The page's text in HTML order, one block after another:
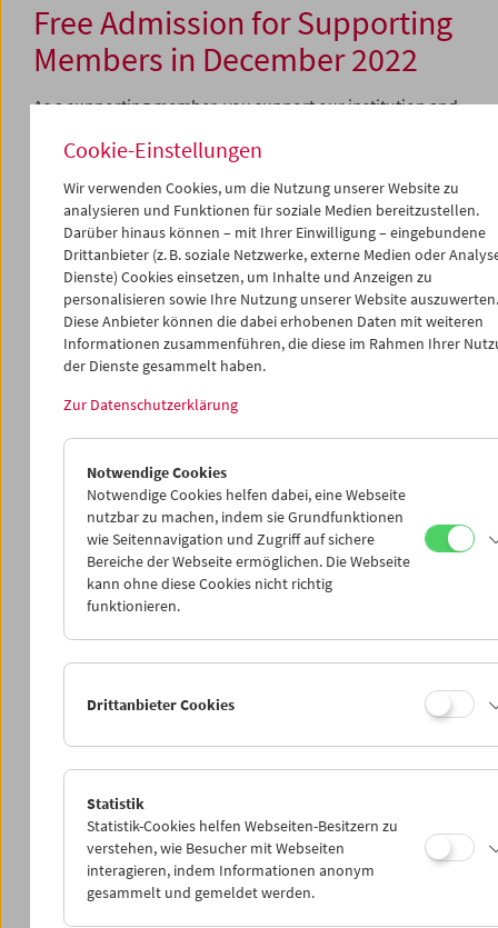
Free Admission for Supporting
Members in December 2022
As a supporting member, you support our institution and
to events, guided tours in partner museums, or free
HONG SANGSOO
Book chon bang hyang (The Day He Arrives)
(2011, Hong Sangsoo): December 1, 6 p.m.
Da-Reun Na-ra-e-suh (In Another Country)
(2012, Hong Sangsoo): December 1, 8.30 p.m.
ARNE SUCKSDORFF
(1940–44, Arne Sucksdorff): December 8, 6 p.m.
En djungelsaga (Dschungelsaga)
Find more information about our supporting
membershiphere.
< zurück zur Übersicht
Cookie-Einstellungen
Wir verwenden Cookies, um die Nutzung unserer Website zu
analysieren und Funktionen für soziale Medien bereitzustellen.
Darüber hinaus können – mit Ihrer Einwilligung – eingebundene
Drittanbieter (z. B. soziale Netzwerke, externe Medien oder
Dienste) Cookies einsetzen, um Inhalte und Anzeigen zu
personalisieren sowie Ihre Nutzung unserer Website auszuwerten.
Diese Anbieter können die dabei erhobenen Daten mit weiteren
Informationen zusammenführen, die diese im Rahmen Ihrer
der Dienste gesammelt haben.
Zur Datenschutzerklärung
Notwendige Cookies
Notwendige Cookies helfen dabei, eine Webseite
nutzbar zu machen, indem sie Grundfunktionen
wie Seitennavigation und Zugriff auf sichere
Bereiche der Webseite ermöglichen. Die Webseite
kann ohne diese Cookies nicht richtig
funktionieren.
Drittanbieter Cookies
Statistik
Statistik-Cookies helfen Webseiten-Besitzern zu
verstehen, wie Besucher mit Webseiten
interagieren, indem Informationen anonym
gesammelt und gemeldet werden.